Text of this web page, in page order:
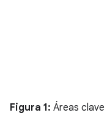
Figura 1: Áreas clave